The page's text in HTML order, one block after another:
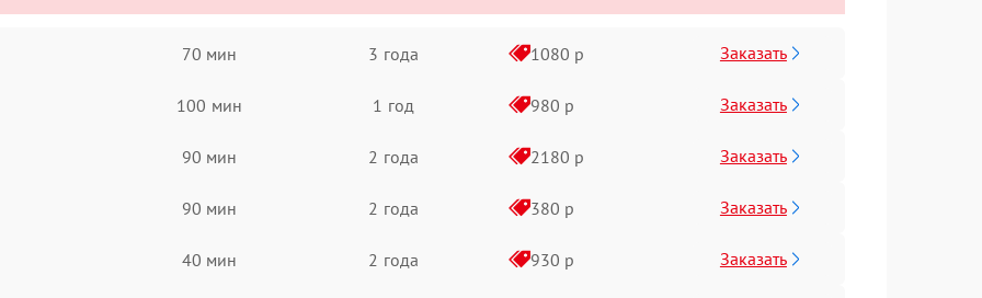
70 мин 3 года 1080 р Заказать
100 мин 1 год 980 р Заказать
90 мин 2 года 2180 р Заказать
90 мин 2 года 380 р Заказать
40 мин 2 года 930 р Заказать